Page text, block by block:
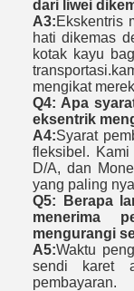
dari liwei
A3:Ekskentris
hati dikemas
kotak kayu
mengikat
Q4: Apa
eksentrik
A4:Syarat
fleksibel.
D/A, dan
yang paling
Q5: Berapa
menerima
mengurangi
A5:Waktu
sendi karet
pembayaran.